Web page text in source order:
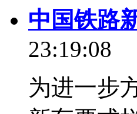
中国铁路
23:19:08
为进一步